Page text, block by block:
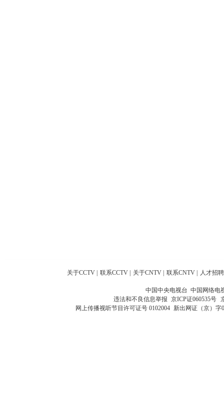
关于CCTV 联系CCTV 关于CNTV 联系CNTV 人才招聘
中国中央电视台 中国网络电
违法和不良信息举报 京ICP证060535号
网上传播视听节目许可证号 0102004 新出网证（京）